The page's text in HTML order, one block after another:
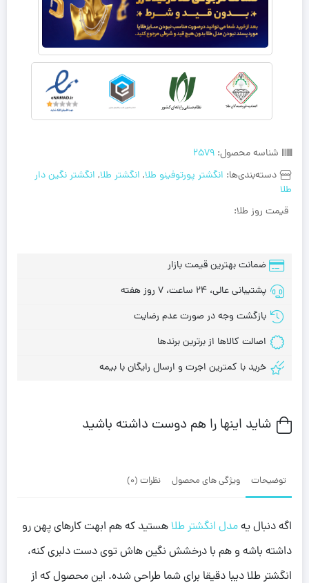
شناسه محصول: 2579
دسته‌بندی‌ها: انگشتر پورتوفینو طلا, انگشتر طلا, انگشتر نگین دار
طلا
قیمت روز طلا:
ضمانت بهترین قیمت بازار
پشتیبانی عالی، 24 ساعت، 7 روز هفته
بازگشت وجه در صورت عدم رضایت
اصالت کالاها از برترین برندها
خرید با کمترین اجرت و ارسال رایگان با بیمه
شاید اینها را هم دوست داشته باشید
توضیحات ویژگی های محصول نظرات (0)
اگه دنبال یهمدل انگشتر طلا هستید که هم ابهت کارهای پهن رو
داشته باشه و هم با درخشش نگین هاش توی دست دلبری کنه،
انگشتر طلا دیبا دقیقا برای شما طراحی شده. این محصول که از